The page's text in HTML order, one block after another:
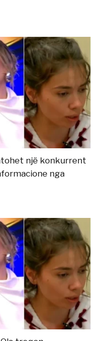
një konkurrent
nga